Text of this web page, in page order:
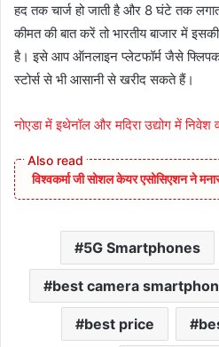
हद तक चार्ज हो जाती है और 8 घंटे तक
कीमत की बात करें तो भारतीय बाजार में
है। इसे आप ऑनलाइन प्लेटफॉर्म जैसे
स्टोर्स से भी आसानी से खरीद सकते हैं।
नोएडा में इथेनॉल और मदिरा उद्योग में
विश्वकर्मा जी सोशल केयर एसोसिएशन ने
5G Smartphones
best camera
best price